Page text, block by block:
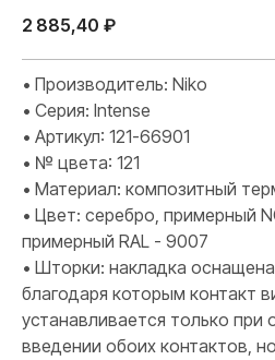
2 885,40 ₽
• Производитель: Niko
• Серия: Intense
• Артикул: 121-66901
• № цвета: 121
• Материал: композитный
• Цвет: серебро, примерный
примерный RAL - 9007
• Шторки: накладка
благодаря которым контакт
устанавливается только
введении обоих контактов,